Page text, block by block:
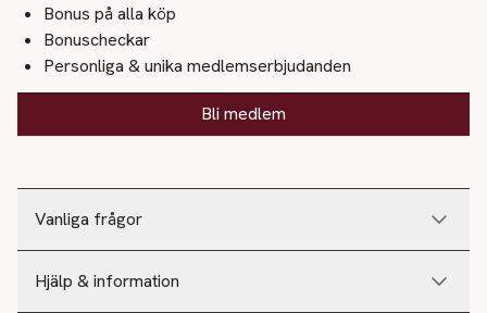
Vanliga frågor
Hjälp & information
Bonus på alla köp
Bonuscheckar
Personliga & unika medlemserbjudanden
Bli medlem